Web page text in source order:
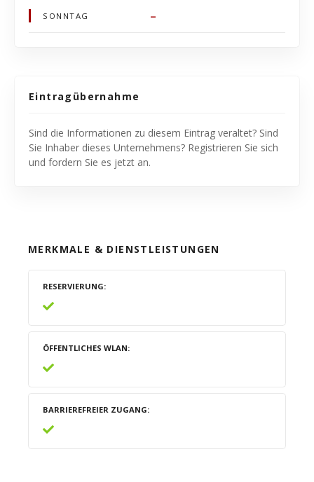
SONNTAG –
Eintragübernahme
Sind die Informationen zu diesem Eintrag veraltet? Sind
Sie Inhaber dieses Unternehmens? Registrieren Sie sich
und fordern Sie es jetzt an.
MERKMALE & DIENSTLEISTUNGEN
RESERVIERUNG
ÖFFENTLICHES WLAN
BARRIEREFREIER ZUGANG